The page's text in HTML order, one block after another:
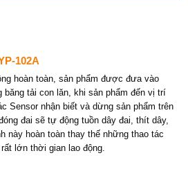
102A
hoàn toàn, sản phẩm được đưa vào
băng tải con lăn, khi sản phẩm đến vị trí
Sensor nhận biết và dừng sản phẩm trên
đai sẽ tự động tuồn dây đai, thít dây,
này hoàn toàn thay thế những thao tác
lớn thời gian lao động.